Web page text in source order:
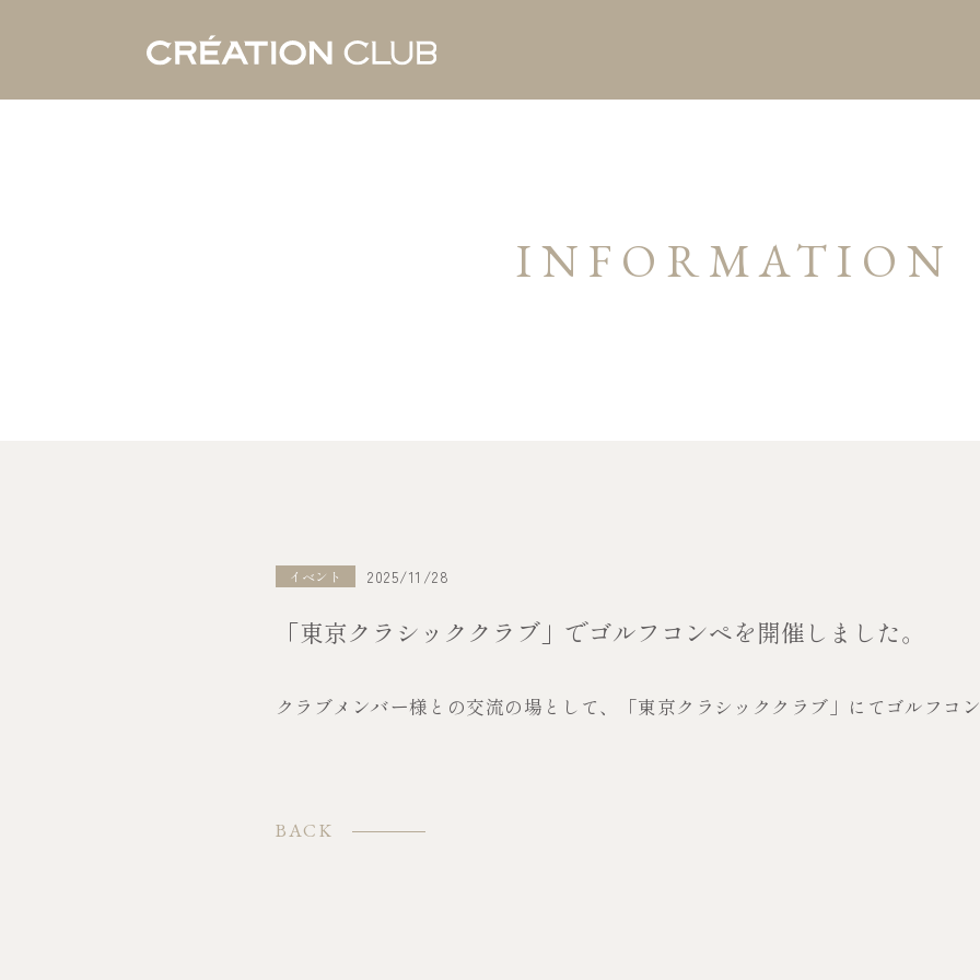
INFORMATION
イベント 2025/11/28
「東京クラシッククラブ」でゴルフコンペを開催しました。
クラブメンバー様との交流の場として、「東京クラシッククラブ」にてゴルフコ
BACK